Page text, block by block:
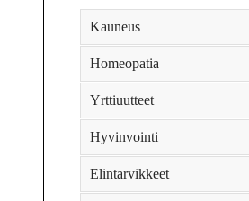
Kauneus
Homeopatia
Yrttiuutteet
Hyvinvointi
Elintarvikkeet